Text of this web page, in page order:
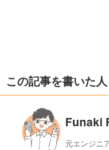
この記事を書いた人
Funaki
元エンジニ